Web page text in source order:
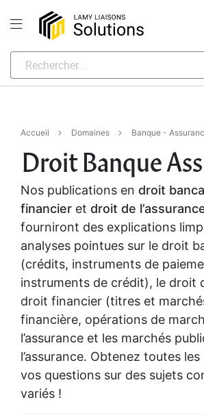
Accueil Domaines Banque -
Droit Banque
Nos publications en droit
financier et droit de
fourniront des explications
analyses pointues sur le droit
(crédits, instruments de
instruments de crédit), le droit
droit financier (titres et
financière, opérations de
l’assurance et les marchés
l’assurance. Obtenez toutes
vos questions sur des sujets
variés !